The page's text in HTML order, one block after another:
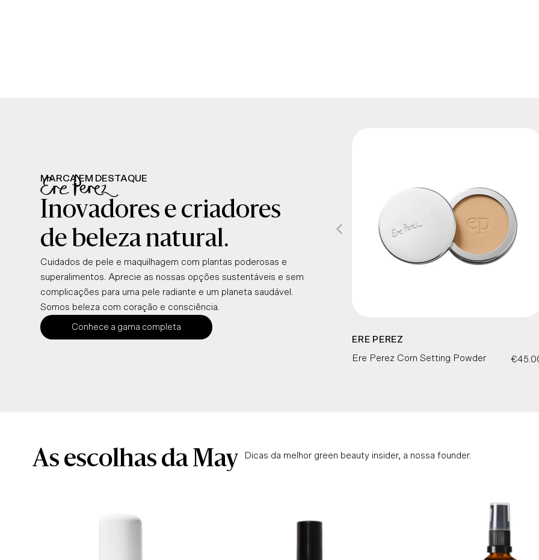
MARCA EM DESTAQUE
Inovadores e criadores
de beleza natural.
Cuidados de pele e maquilhagem com plantas poderosas e
superalimentos. Aprecie as nossas opções sustentáveis e sem
complicações para uma pele radiante e um planeta saudável.
Somos beleza com coração e consciência.
Conhece a gama completa
ERE PEREZ
Ere Perez Corn Setting Powder
As escolhas da May Dicas da melhor green beauty insider, a nossa founder.